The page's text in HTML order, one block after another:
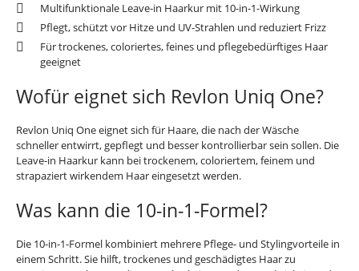
Multifunktionale Leave-in Haarkur mit 10-in-1-Wirkung
Pflegt, schützt vor Hitze und UV-Strahlen und reduziert Frizz
Für trockenes, coloriertes, feines und pflegebedürftiges Haar
geeignet
Wofür eignet sich Revlon Uniq One?
Revlon Uniq One eignet sich für Haare, die nach der Wäsche
schneller entwirrt, gepflegt und besser kontrollierbar sein sollen. Die
Leave-in Haarkur kann bei trockenem, coloriertem, feinem und
strapaziert wirkendem Haar eingesetzt werden.
Was kann die 10-in-1-Formel?
Die 10-in-1-Formel kombiniert mehrere Pflege- und Stylingvorteile in
einem Schritt. Sie hilft, trockenes und geschädigtes Haar zu